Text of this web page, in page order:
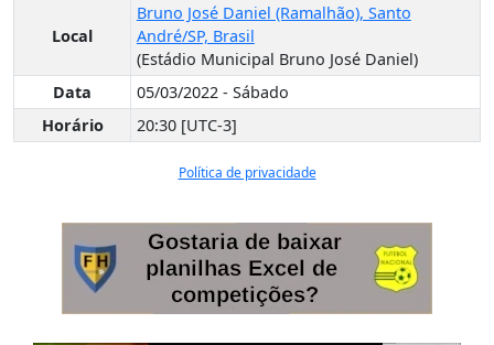
Local
Bruno José Daniel (Ramalhão), Santo
André/SP, Brasil
(Estádio Municipal Bruno José Daniel)
Data
05/03/2022 - Sábado
Horário
20:30 [UTC-3]
Política de privacidade